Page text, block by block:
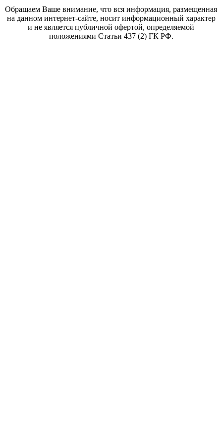
Обращаем Ваше внимание, что вся информация, размещенная
на данном интернет-сайте, носит информационный характер
и не является публичной офертой, определяемой
положениями Статьи 437 (2) ГК РФ.